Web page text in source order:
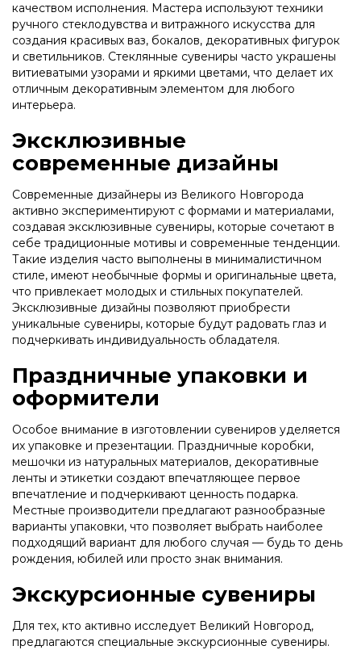
качеством исполнения. Мастера используют техники
ручного стеклодувства и витражного искусства для
создания красивых ваз, бокалов, декоративных фигурок
и светильников. Стеклянные сувениры часто украшены
витиеватыми узорами и яркими цветами, что делает их
отличным декоративным элементом для любого
интерьера.
Эксклюзивные
современные дизайны
Современные дизайнеры из Великого Новгорода
активно экспериментируют с формами и материалами,
создавая эксклюзивные сувениры, которые сочетают в
себе традиционные мотивы и современные тенденции.
Такие изделия часто выполнены в минималистичном
стиле, имеют необычные формы и оригинальные цвета,
что привлекает молодых и стильных покупателей.
Эксклюзивные дизайны позволяют приобрести
уникальные сувениры, которые будут радовать глаз и
подчеркивать индивидуальность обладателя.
Праздничные упаковки и
оформители
Особое внимание в изготовлении сувениров уделяется
их упаковке и презентации. Праздничные коробки,
мешочки из натуральных материалов, декоративные
ленты и этикетки создают впечатляющее первое
впечатление и подчеркивают ценность подарка.
Местные производители предлагают разнообразные
варианты упаковки, что позволяет выбрать наиболее
подходящий вариант для любого случая — будь то день
рождения, юбилей или просто знак внимания.
Экскурсионные сувениры
Для тех, кто активно исследует Великий Новгород,
предлагаются специальные экскурсионные сувениры.